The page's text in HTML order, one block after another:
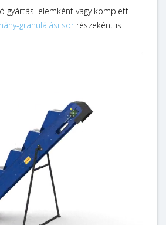
gyártási elemként vagy komplett
granulálási sor részeként is